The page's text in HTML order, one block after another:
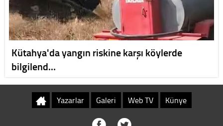
Kütahya'da yangın riskine karşı köylerde
bilgilend…
Yazarlar Galeri Web TV Künye